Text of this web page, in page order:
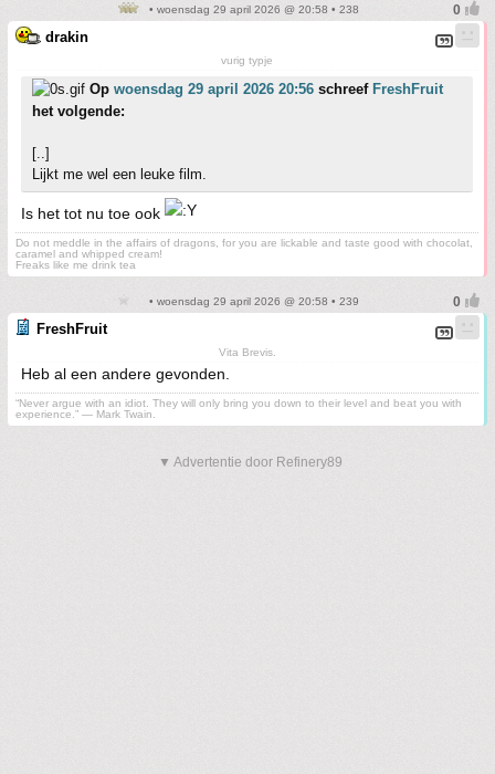
• woensdag 29 april 2026 @ 20:58 • 238
drakin
vurig typje
Op woensdag 29 april 2026 20:56 schreef FreshFruit
het volgende:
[..]
Lijkt me wel een leuke film.
Is het tot nu toe ook
Do not meddle in the affairs of dragons, for you are lickable and taste good with chocolat,
caramel and whipped cream!
Freaks like me drink tea
• woensdag 29 april 2026 @ 20:58 • 239
FreshFruit
Vita Brevis.
Heb al een andere gevonden.
“Never argue with an idiot. They will only bring you down to their level and beat you with
experience.” ― Mark Twain.
▼ Advertentie door Refinery89